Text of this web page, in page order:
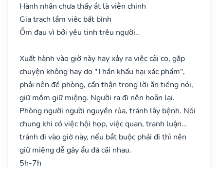
Hành nhân chưa thấy ắt là viễn chinh
Gia trạch lắm việc bất bình
Ốm đau vì bởi yêu tinh trêu người..
Xuất hành vào giờ này hay xảy ra việc cãi cọ, gặp
chuyện không hay do "Thần khẩu hại xác phầm",
phải nên đề phòng, cẩn thận trong lời ăn tiếng nói,
giữ mồm giữ miệng. Người ra đi nên hoãn lại.
Phòng người người nguyền rủa, tránh lây bệnh. Nói
chung khi có việc hội họp, việc quan, tranh luận…
tránh đi vào giờ này, nếu bắt buộc phải đi thì nên
giữ miệng dễ gây ẩu đả cãi nhau.
5h-7h